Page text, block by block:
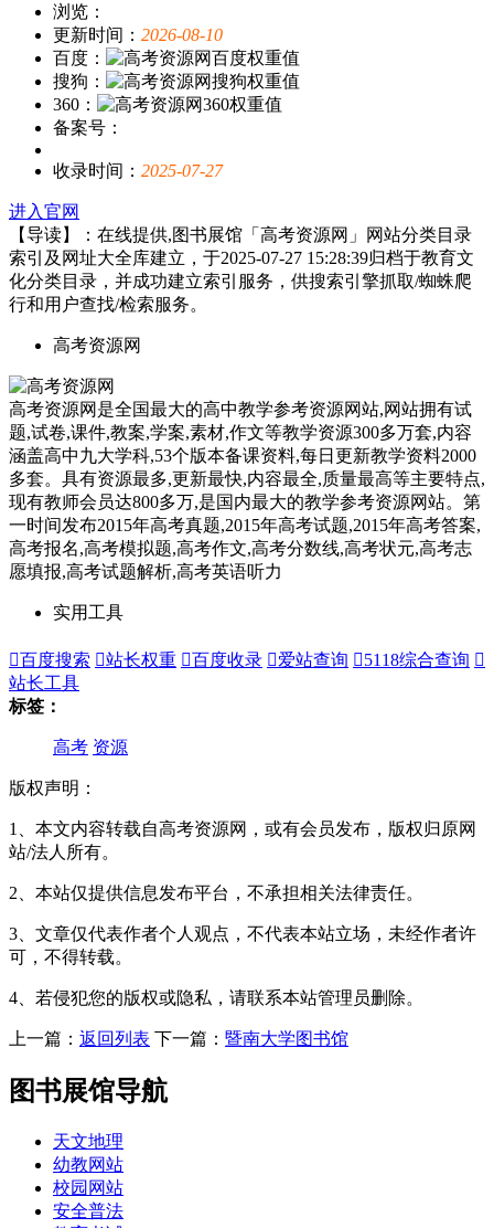
浏览：
更新时间： 2026-08-10
百度：
搜狗：
360：
备案号：
收录时间： 2025-07-27
进入官网
【导读】：在线提供,图书展馆「高考资源网」网站分类目录
索引及网址大全库建立，于2025-07-27 15:28:39归档于教育文
化分类目录，并成功建立索引服务，供搜索引擎抓取/蜘蛛爬
行和用户查找/检索服务。
高考资源网
高考资源网是全国最大的高中教学参考资源网站,网站拥有试
题,试卷,课件,教案,学案,素材,作文等教学资源300多万套,内容
涵盖高中九大学科,53个版本备课资料,每日更新教学资料2000
多套。具有资源最多,更新最快,内容最全,质量最高等主要特点,
现有教师会员达800多万,是国内最大的教学参考资源网站。第
一时间发布2015年高考真题,2015年高考试题,2015年高考答案,
高考报名,高考模拟题,高考作文,高考分数线,高考状元,高考志
愿填报,高考试题解析,高考英语听力
实用工具
百度搜索 站长权重 百度收录 爱站查询 5118综合查询 
站长工具
标签：
高考 资源
版权声明：
1、本文内容转载自高考资源网，或有会员发布，版权归原网
站/法人所有。
2、本站仅提供信息发布平台，不承担相关法律责任。
3、文章仅代表作者个人观点，不代表本站立场，未经作者许
可，不得转载。
4、若侵犯您的版权或隐私，请联系本站管理员删除。
上一篇： 返回列表 下一篇： 暨南大学图书馆
图书展馆导航
天文地理
幼教网站
校园网站
安全普法